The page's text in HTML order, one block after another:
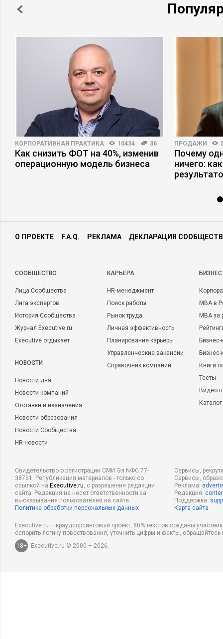
КОРПОРАТИВНАЯ ПРАКТИКА 10434 36
Как снизить ФОТ на 40%, изменив
операционную модель бизнеса
ПРОДАЖИ
Почему
ничего:
О ПРОЕКТЕ F.A.Q. РЕКЛАМА ДЕКЛАРАЦИЯ
CООБЩЕСТВО
Лица Сообщества
Лига экспертов
История Сообщества
Журнал Executive.ru
Executive отдыхает
НОВОСТИ
Новости дня
Новости компаний
Отставки и назначения
Новости образования
Новости Сообщества
HR-новости
КАРЬЕРА
HR-менеджмент
Поиск работы
Рынок труда
Личная эффективность
Планирование карьеры
Управленческие вакансии
Справочник компаний
MBA в
MBA
Бизнес-
Книги
Тесты
Видео
Свидетельство о регистрации СМИ Эл NФС 77-
38751. Републикация материалов - только со
ссылкой на Executive.ru, с разрешения редакции
сайта. Редакция не несет ответственности за
высказывания пользователей на сайте.
Политика обработки персональных данных
Сервисы,
Сервисы,
Реклама:
Редакция:
Поддержка:
Карта сайта
Executive.ru – краудсорсинговый проект, 80% текстов созданы
оспорить логику повествования, уточнить цифры и факты,
18+
Executive.ru © 2000 – 2026.